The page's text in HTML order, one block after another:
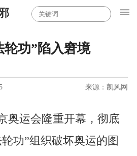
功”陷入窘境
来源：凯风网
运会隆重开幕，彻底
功”组织破坏奥运的图